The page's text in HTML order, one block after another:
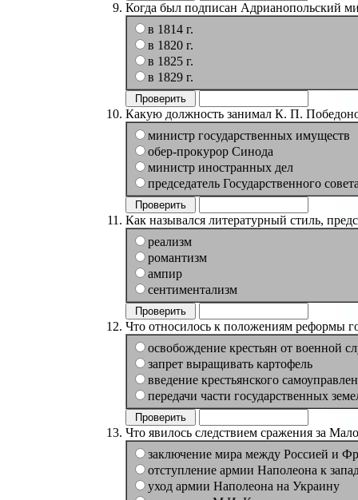
Когда был подписан Адрианопольский
в 1814 г.
в 1820 г.
в 1825 г.
в 1829 г.
Какую должность занимал К. П.
министр государственных имуществ
обер-прокурор Синода
министр иностранных дел
председатель Государственного
Как назывался литературный стиль,
реализм
романтизм
ампир
сентиментализм
Что относилось к положениям реформы
освобождение крестьян от военной
запрет выращивать картофель
введение крестьянского
передачи части государственных
Что явилось следствием сражения за
заключение мира между Россией и
отступление армии Наполеона к
уход армии Наполеона на Украину